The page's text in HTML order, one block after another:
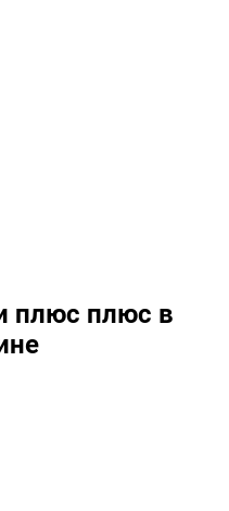
плюс плюс в